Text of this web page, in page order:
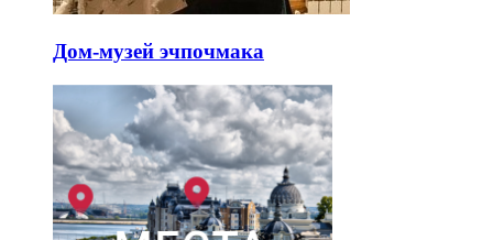
Дом-музей эчпочмака